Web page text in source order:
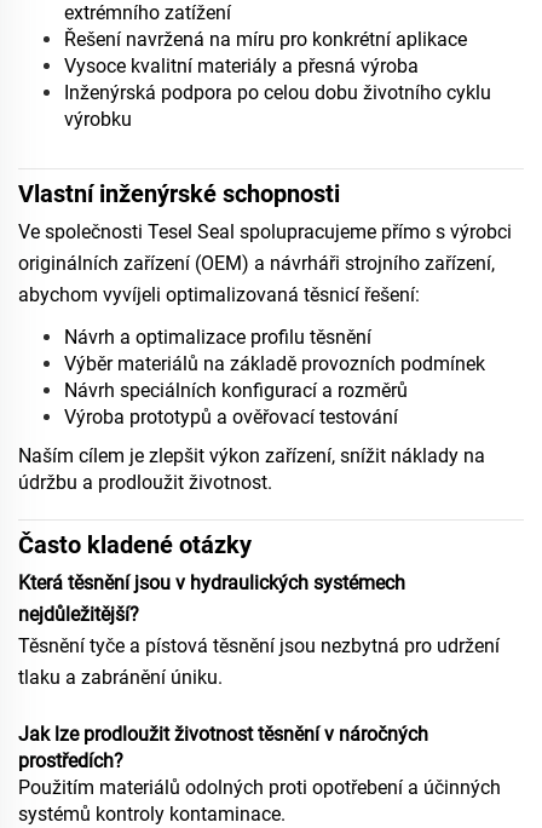
extrémního zatížení
Řešení navržená na míru pro konkrétní aplikace
Vysoce kvalitní materiály a přesná výroba
Inženýrská podpora po celou dobu životního cyklu
výrobku
Vlastní inženýrské schopnosti
Ve společnosti Tesel Seal spolupracujeme přímo s výrobci
originálních zařízení (OEM) a návrháři strojního zařízení,
abychom vyvíjeli optimalizovaná těsnicí řešení:
Návrh a optimalizace profilu těsnění
Výběr materiálů na základě provozních podmínek
Návrh speciálních konfigurací a rozměrů
Výroba prototypů a ověřovací testování
Naším cílem je zlepšit výkon zařízení, snížit náklady na
údržbu a prodloužit životnost.
Často kladené otázky
Která těsnění jsou v hydraulických systémech
nejdůležitější?
Těsnění tyče a pístová těsnění jsou nezbytná pro udržení
tlaku a zabránění úniku.
Jak lze prodloužit životnost těsnění v náročných
prostředích?
Použitím materiálů odolných proti opotřebení a účinných
systémů kontroly kontaminace.